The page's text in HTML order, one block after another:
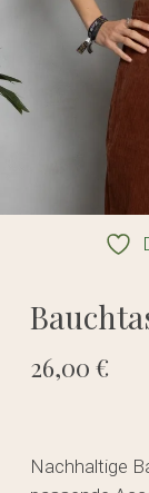
26,00 €
Nachhaltige